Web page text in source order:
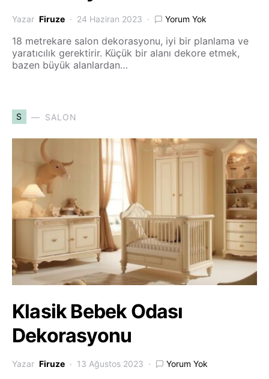
Yazar Firuze 24 Haziran 2023 Yorum Yok
18 metrekare salon dekorasyonu, iyi bir planlama ve
yaratıcılık gerektirir. Küçük bir alanı dekore etmek,
bazen büyük alanlardan…
S SALON
Klasik Bebek Odası
Dekorasyonu
Yazar Firuze 13 Ağustos 2023 Yorum Yok